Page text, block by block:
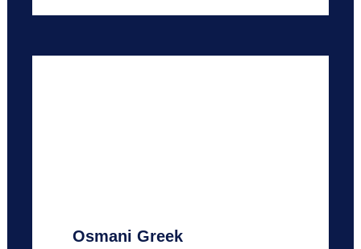
Osmani Greek